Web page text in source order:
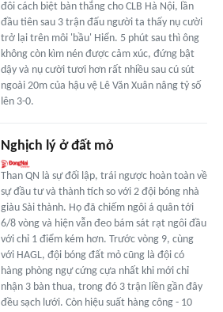
đôi cách biệt bàn thắng cho CLB Hà Nội, lần
đầu tiên sau 3 trận đấu người ta thấy nụ cười
trở lại trên môi 'bầu' Hiển. 5 phút sau thì ông
không còn kìm nén được cảm xúc, đứng bật
dậy và nụ cười tươi hơn rất nhiều sau cú sút
ngoài 20m của hậu vệ Lê Văn Xuân nâng tỷ số
lên 3-0.
Nghịch lý ở đất mỏ
Than QN là sự đối lập, trái ngược hoàn toàn về
sự đầu tư và thành tích so với 2 đội bóng nhà
giàu Sài thành. Họ đã chiếm ngôi á quân tới
6/8 vòng và hiện vẫn đeo bám sát rạt ngôi đầu
với chỉ 1 điểm kém hơn. Trước vòng 9, cùng
với HAGL, đội bóng đất mỏ cũng là đội có
hàng phòng ngự cứng cựa nhất khi mới chỉ
nhận 3 bàn thua, trong đó 3 trận liền gần đây
đều sạch lưới. Còn hiệu suất hàng công - 10